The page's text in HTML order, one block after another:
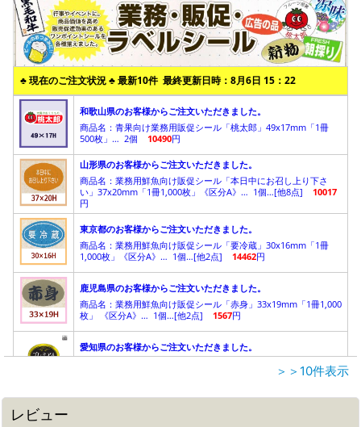
＞＞10件表示
レビュー